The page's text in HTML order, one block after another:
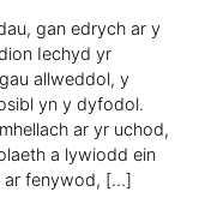
gan edrych ar y
Iechyd yr
allweddol, y
yn y dyfodol.
ar yr uchod,
a lywiodd ein
ar fenywod, […]